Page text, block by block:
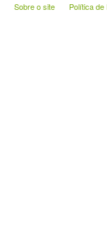
Sobre o site Política